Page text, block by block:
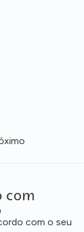
com
com o seu